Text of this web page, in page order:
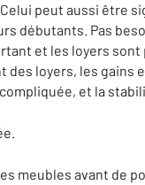
peut aussi être
débutants. Pas
et les loyers sont
loyers, les gains
et la
meubles avant de